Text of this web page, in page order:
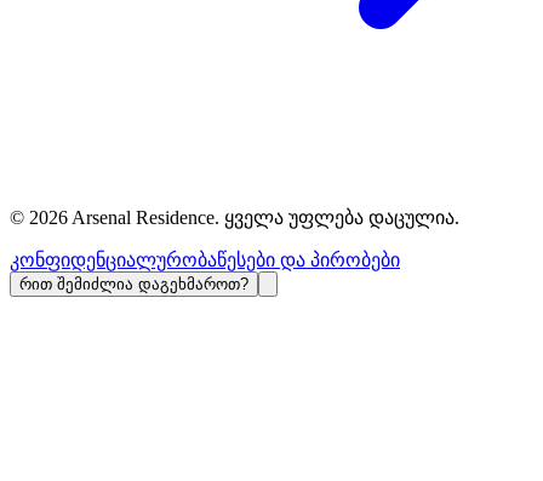
© 2026Arsenal Residence. ყველა უფლება დაცულია.
კონფიდენციალურობაწესები და პირობები
რით შემიძლია დაგეხმაროთ?